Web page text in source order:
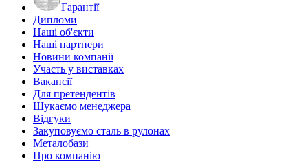
Гарантії
Дипломи
Наші об'єкти
Наші партнери
Новини компанії
Участь у виставках
Вакансії
Для претендентів
Шукаємо менеджера
Відгуки
Закуповуємо сталь в рулонах
Металобази
Про компанію